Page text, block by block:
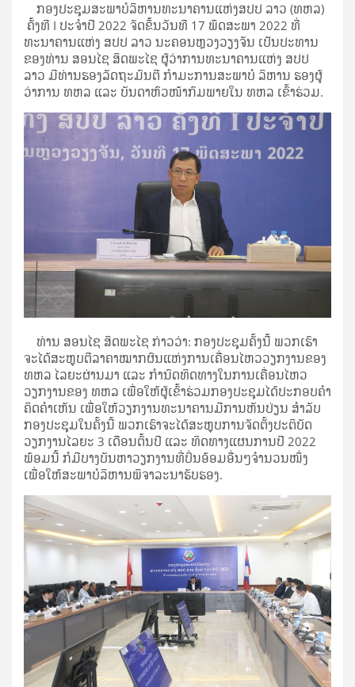
ກອງປະຊຸມສະພາບໍລິຫານທະນາຄານແຫ່ງສປປ ລາວ (ທຫລ)
ຄັ້ງທີ I ປະຈຳປີ 2022 ຈັດຂຶ້ນວັນທີ 17 ພຶດສະພາ 2022 ທີ່
ທະນາຄານແຫ່ງ ສປປ ລາວ ນະຄອນຫຼວງວຽງຈັນ ເປັນປະທານ
ຂອງທ່ານ ສອນໄຊ ສິດພະໄຊ ຜູ້ວ່າການທະນາຄານແຫ່ງ ສປປ
ລາວ ມີທ່ານຮອງລັດຖະມົນຕີ ກຳມະການສະພາບໍ ລິຫານ ຮອງຜູ້
ວ່າການ ທຫລ ແລະ ບັນດາຫົວໜ້າກົມພາຍໃນ ທຫລ ເຂົ້າຮ່ວມ.
ທ່ານ ສອນໄຊ ສິດພະໄຊ ກ່າວວ່າ: ກອງປະຊຸມຄັ້ງນີ້ ພວກເຮົາ
ຈະໄດ້ສະຫຼຸບຕີລາຄາໝາກຜົນແຫ່ງການເຄື່ອນໄຫວວຽກງານຂອງ
ທຫລ ໄລຍະຜ່ານມາ ແລະ ກຳນົດທິດທາງໃນການເຄື່ອນໄຫວ
ວຽກງານຂອງ ທຫລ ເພື່ອໃຫ້ຜູ້ເຂົ້າຮ່ວມກອງປະຊຸມໄດ້ປະກອບຄຳ
ຄິດຄຳເຫັນ ເພື່ອໃຫ້ວຽກງານທະນາຄານມີການຫັນປ່ຽນ ສໍາລັບ
ກອງປະຊຸມໃນຄັ້ງນີ້ ພວກເຮົາຈະໄດ້ສະຫຼຸບການຈັດຕັ້ງປະຕິບັດ
ວຽກງານໄລຍະ 3 ເດືອນຕົ້ນປີ ແລະ ທິດທາງແຜນການປີ 2022
ພ້ອມນີ້ ກໍມີບາງບັນຫາວຽກງານທີ່ປິ່ນອ້ອມອື່ນໆຈຳນວນໜຶ່ງ
ເພື່ອໃຫ້ສະພາບໍລິຫານພິຈາລະນາຮັບຮອງ.